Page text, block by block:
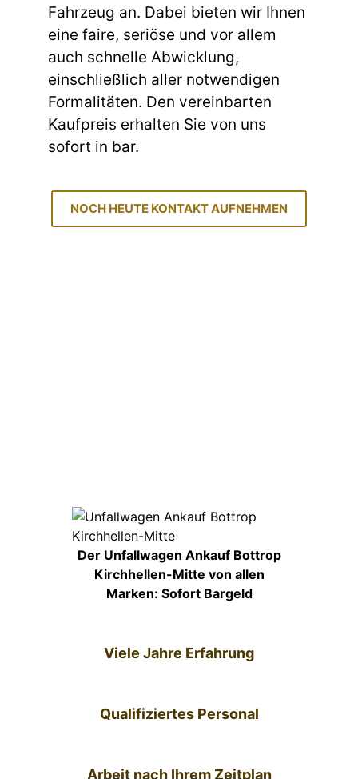
Fahrzeug an. Dabei bieten wir Ihnen
eine faire, seriöse und vor allem
auch schnelle Abwicklung,
einschließlich aller notwendigen
Formalitäten. Den vereinbarten
Kaufpreis erhalten Sie von uns
sofort in bar.
NOCH HEUTE KONTAKT AUFNEHMEN
Der Unfallwagen Ankauf Bottrop
Kirchhellen-Mitte von allen
Marken: Sofort Bargeld
Viele Jahre Erfahrung
Qualifiziertes Personal
Arbeit nach Ihrem Zeitplan